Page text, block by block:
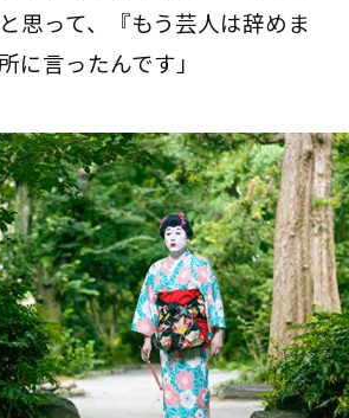
思って、『もう芸人は辞めま
に言ったんです」